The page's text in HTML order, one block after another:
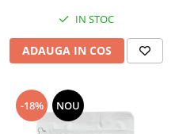
IN STOC
ADAUGA IN COS
-18% NOU